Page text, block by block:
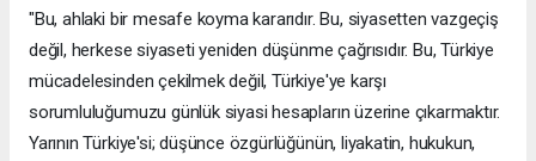
"Bu, ahlaki bir mesafe koyma kararıdır. Bu, siyasetten vazgeçiş
değil, herkese siyaseti yeniden düşünme çağrısıdır. Bu, Türkiye
mücadelesinden çekilmek değil, Türkiye'ye karşı
sorumluluğumuzu günlük siyasi hesapların üzerine çıkarmaktır.
Yarının Türkiye'si; düşünce özgürlüğünün, liyakatin, hukukun,